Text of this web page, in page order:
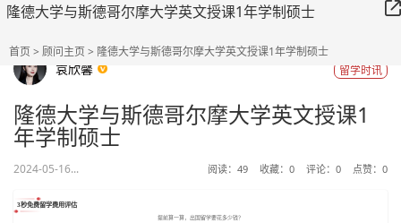
隆德大学与斯德哥尔摩大学英文授课1年学制硕士
首页> 顾问主页> 隆德大学与斯德哥尔摩大学英文授课1年学制硕士
袁欣馨 留学时讯
隆德大学与斯德哥尔摩大学英文授课1
年学制硕士
2024-05-16... 阅读： 49 收藏： 0 评论： 0 点赞： 0
3秒免费留学费用评估
提前算一算，出国留学要花多少钱？